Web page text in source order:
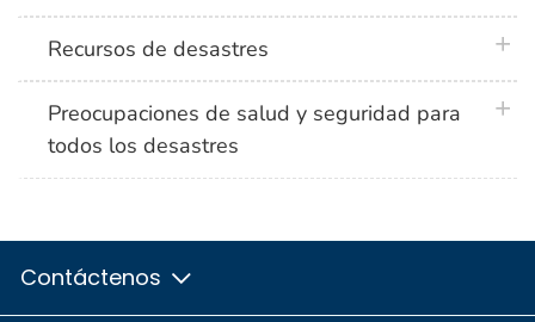
Recursos de desastres
Preocupaciones de salud y seguridad para
todos los desastres
Contáctenos